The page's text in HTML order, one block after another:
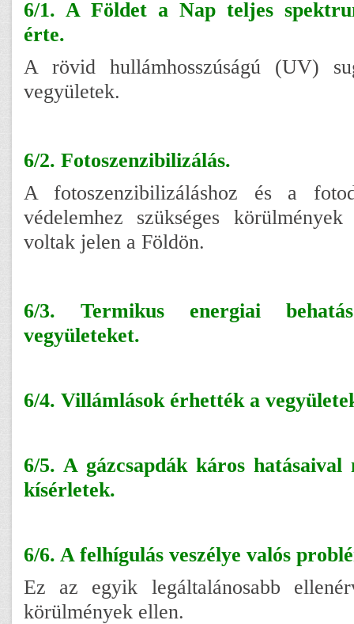
6/1. A Földet a Nap teljes
érte.
A rövid hullámhosszúságú (UV)
vegyületek.
6/2. Fotoszenzibilizálás.
A fotoszenzibilizáláshoz és a
védelemhez szükséges
voltak jelen a Földön.
6/3. Termikus energiai
vegyületeket.
6/4. Villámlások érhették a
6/5. A gázcsapdák káros hatásaival
kísérletek.
6/6. A felhígulás veszélye valós
Ez az egyik legáltalánosabb
körülmények ellen.